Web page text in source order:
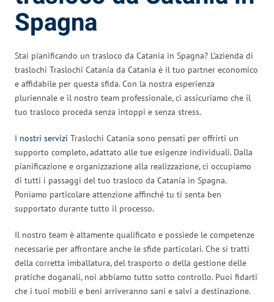
Spagna
Stai pianificando un trasloco da Catania in Spagna? L’azienda di
traslochi Traslochi Catania da Catania è il tuo partner economico
e affidabile per questa sfida. Con la nostra esperienza
pluriennale e il nostro team professionale, ci assicuriamo che il
tuo trasloco proceda senza intoppi e senza stress.
I nostri servizi Traslochi Catania sono pensati per offrirti un
supporto completo, adattato alle tue esigenze individuali. Dalla
pianificazione e organizzazione alla realizzazione, ci occupiamo
di tutti i passaggi del tuo trasloco da Catania in Spagna.
Poniamo particolare attenzione affinché tu ti senta ben
supportato durante tutto il processo.
Il nostro team è altamente qualificato e possiede le competenze
necessarie per affrontare anche le sfide particolari. Che si tratti
della corretta imballatura, del trasporto o della gestione delle
pratiche doganali, noi abbiamo tutto sotto controllo. Puoi fidarti
che i tuoi mobili e beni arriveranno sani e salvi a destinazione.